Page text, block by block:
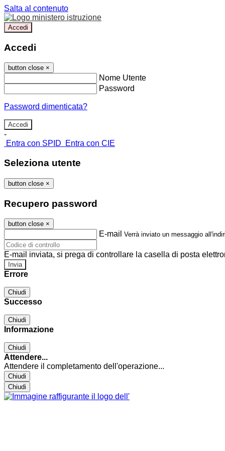
Salta al contenuto
Accedi
Accedi
button close ×
Nome Utente
Password
Password dimenticata?
-
Entra con SPID
Entra con CIE
Seleziona utente
button close ×
Recupero password
button close ×
E-mail Verrà inviato un messaggio
E-mail inviata, si prega di controllare la casella di posta
Errore
Chiudi
Successo
Chiudi
Informazione
Chiudi
Attendere...
Attendere il completamento dell'operazione...
Chiudi
Chiudi